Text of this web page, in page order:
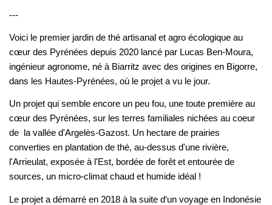
---
Voici le premier jardin de thé artisanal et agro écologique au
cœur des Pyrénées depuis 2020 lancé par Lucas Ben-Moura,
ingénieur agronome, né à Biarritz avec des origines en Bigorre,
dans les Hautes-Pyrénées, où le projet a vu le jour.
Un projet qui semble encore un peu fou, une toute première au
cœur des Pyrénées, sur les terres familiales nichées au coeur
de  la vallée d'Argelès-Gazost. Un hectare de prairies
converties en plantation de thé, au-dessus d'une rivière,
l'Arrieulat, exposée à l'Est, bordée de forêt et entourée de
sources, un micro-climat chaud et humide idéal !
Le projet a démarré en 2018 à la suite d‘un voyage en Indonésie